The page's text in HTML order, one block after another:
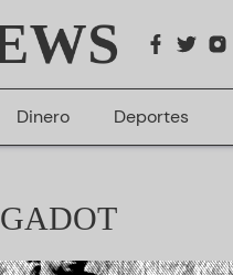
Dinero Deportes